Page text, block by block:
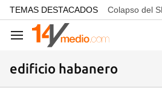
common.go-to-content
TEMAS DESTACADOS Colapso del
Navegación
edificio habanero